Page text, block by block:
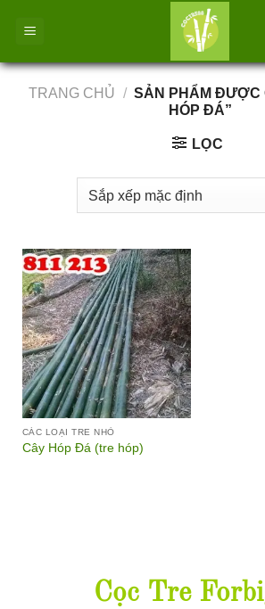
TRANG CHỦ / SẢN PHẨM ĐƯỢC
HÓP ĐÁ”
LỌC
CÁC LOẠI TRE NHỎ
Cây Hóp Đá (tre hóp)
Cọc Tre